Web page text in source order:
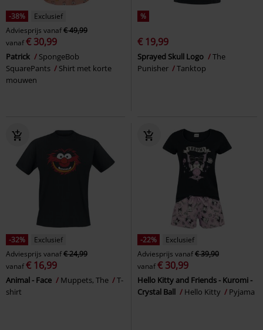
-38%
Exclusief
Adviesprijs vanaf€ 49,99
vanaf€ 30,99
Patrick
SpongeBob
SquarePants
Shirt met korte
mouwen
%
€ 19,99
Sprayed Skull Logo
The
Punisher
Tanktop
-32%
Exclusief
Adviesprijs vanaf€ 24,99
vanaf€ 16,99
Animal - Face Muppets, The
T-
shirt
-22%
Exclusief
Adviesprijs vanaf€ 39,90
vanaf€ 30,99
Hello Kitty and Friends - Kuromi -
Crystal Ball
Hello Kitty Pyjama